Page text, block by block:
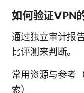
如何验证VPN
通过独立审计报
比评测来判断。
常用资源与参考
索）